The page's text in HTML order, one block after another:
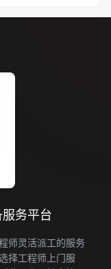
服务平台
师灵活派工的服务
择工程师上门服